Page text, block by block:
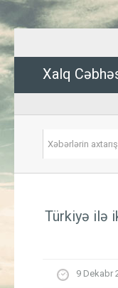
Xalq
Türkiyə ilə
9 Dekabr